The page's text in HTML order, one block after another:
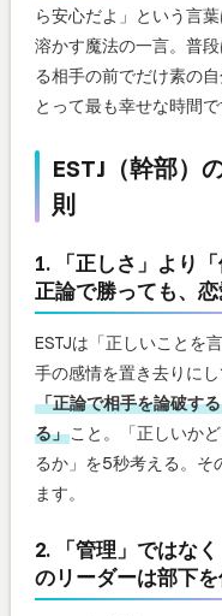
ら安心だよ」という言
溶かす魔法の一言。普
る相手の前でだけ素の
とって最も幸せな時間で
ESTJ（幹部）
則
1. 「正しさ」より
正論で勝っても、
ESTJは「正しいことを
手の感情を置き去りに
「正論で相手を論破す
る」こと。「正しいか
るか」を5秒考える。そ
ます。
2. 「管理」ではな
のリーダーは部下